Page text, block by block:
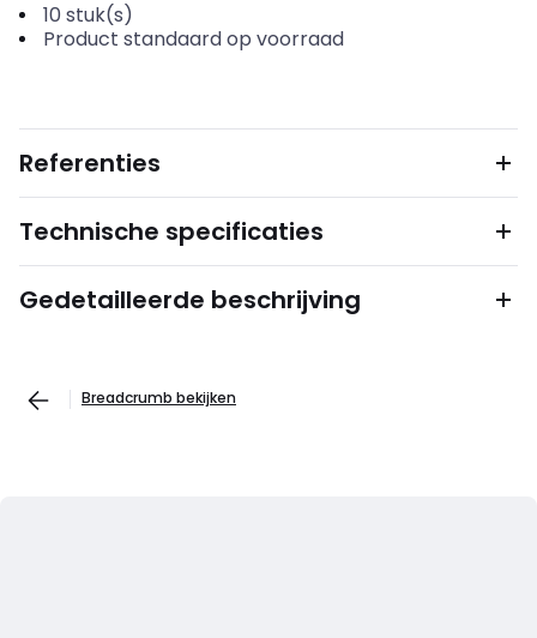
10 stuk(s)
Product standaard op voorraad
Referenties
Technische specificaties
Gedetailleerde beschrijving
Breadcrumb bekijken